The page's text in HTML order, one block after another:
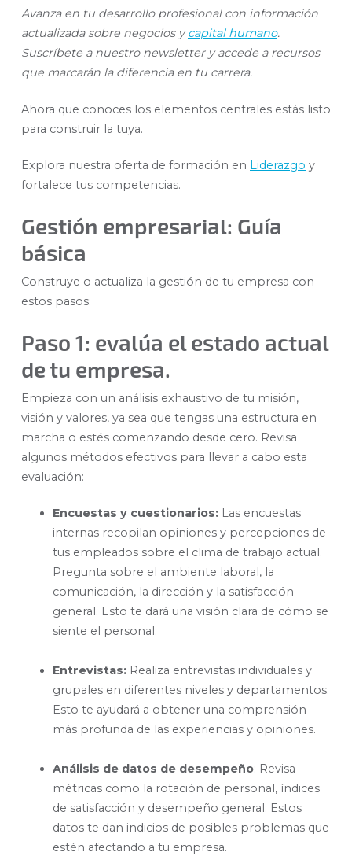
Avanza en tu desarrollo profesional con información
actualizada sobre negocios ycapital humano.
Suscríbete a nuestro newsletter y accede a recursos
que marcarán la diferencia en tu carrera.
Ahora que conoces los elementos centrales estás listo
para construir la tuya.
Explora nuestra oferta de formación en Liderazgo y
fortalece tus competencias.
Gestión empresarial: Guía
básica
Construye o actualiza la gestión de tu empresa con
estos pasos:
Paso 1: evalúa el estado actual
de tu empresa.
Empieza con un análisis exhaustivo de tu misión,
visión y valores, ya sea que tengas una estructura en
marcha o estés comenzando desde cero. Revisa
algunos métodos efectivos para llevar a cabo esta
evaluación:
Encuestas y cuestionarios: Las encuestas
internas recopilan opiniones y percepciones de
tus empleados sobre el clima de trabajo actual.
Pregunta sobre el ambiente laboral, la
comunicación, la dirección y la satisfacción
general. Esto te dará una visión clara de cómo se
siente el personal.
Entrevistas: Realiza entrevistas individuales y
grupales en diferentes niveles y departamentos.
Esto te ayudará a obtener una comprensión
más profunda de las experiencias y opiniones.
Análisis de datos de desempeño: Revisa
métricas como la rotación de personal, índices
de satisfacción y desempeño general. Estos
datos te dan indicios de posibles problemas que
estén afectando a tu empresa.